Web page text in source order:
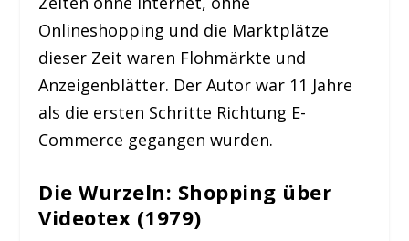
Onlineshopping und die Marktplätze
dieser Zeit waren Flohmärkte und
Anzeigenblätter. Der Autor war 11 Jahre
als die ersten Schritte Richtung E-
Commerce gegangen wurden.
Die Wurzeln: Shopping über
Videotex (1979)